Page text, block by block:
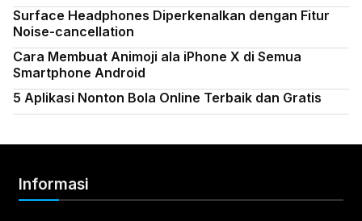
Surface Headphones Diperkenalkan dengan Fitur
Noise-cancellation
Cara Membuat Animoji ala iPhone X di Semua
Smartphone Android
5 Aplikasi Nonton Bola Online Terbaik dan Gratis
Informasi